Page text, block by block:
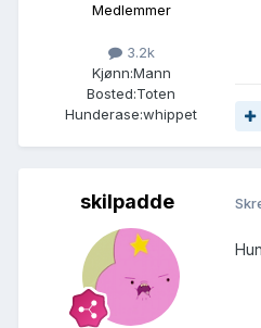
Medlemmer
3.2k
Kjønn:Mann
Bosted:Toten
Hunderase:whippet
skilpadde